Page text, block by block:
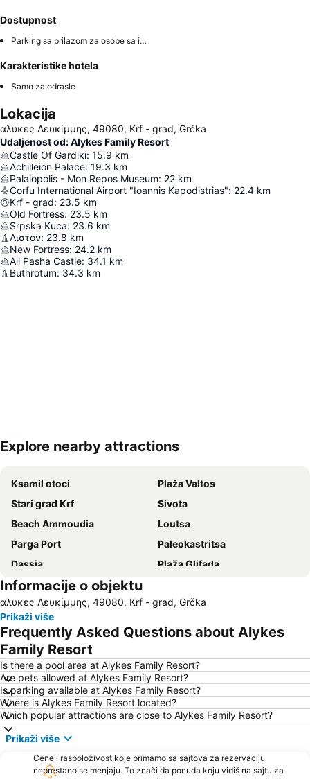
Dostupnost
Parking sa prilazom za osobe sa invaliditetom
Karakteristike hotela
Samo za odrasle
Lokacija
αλυκες Λευκίμμης, 49080, Krf - grad, Grčka
Udaljenost od: Alykes Family Resort
Castle Of Gardiki: 15.9 km
Achilleion Palace: 19.3 km
Palaiopolis - Mon Repos Museum: 22 km
Corfu International Airport "Ioannis Kapodistrias": 22.4 km
Krf - grad: 23.5 km
Old Fortress: 23.5 km
Srpska Kuca: 23.6 km
Λιστόν: 23.8 km
New Fortress: 24.2 km
Ali Pasha Castle: 34.1 km
Buthrotum: 34.3 km
Explore nearby attractions
Ksamil otoci
Plaža Valtos
Stari grad Krf
Sivota
Beach Ammoudia
Loutsa
Parga Port
Paleokastritsa
Dassia
Plaža Glifada
Barbati
Plaža Piso Krioneri
Agia Paraskevi
Sidari
Benitses
Arillas Beach
Kasiopi
Aghios Georgios Argirades
Plaža Bella Vraka
Liston
Nisaki
Luka Krf
Plaža Kavos
Igoumenitsa
Corfu International Airport
Μoraitika
Lefkas - Town
Informacije o objektu
αλυκες Λευκίμμης, 49080, Krf - grad, Grčka
Prikaži više
Frequently Asked Questions about Alykes
Family Resort
Is there a pool area at Alykes Family Resort?
Are pets allowed at Alykes Family Resort?
Is parking available at Alykes Family Resort?
Where is Alykes Family Resort located?
Which popular attractions are close to Alykes Family Resort?
Prikaži više
Cene i raspoloživost koje primamo sa sajtova za rezervaciju
neprestano se menjaju. To znači da ponuda koju vidiš na sajtu za